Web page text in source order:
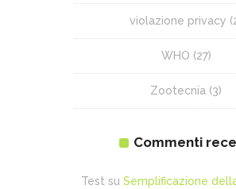
violazione privacy
WHO (27)
Zootecnia (3)
Commenti
Test su Semplificazione